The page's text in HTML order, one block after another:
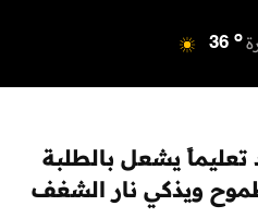
36 o
39 o
40 o
يشعل بالطلبة
ويذكي نار الشغف